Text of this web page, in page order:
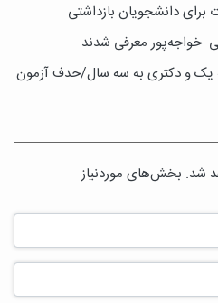
دانشجویان بازداشتی
معرفی شدند
یک و دکتری به سه سال/حدف آزمون
شد. بخش‌های موردنیاز